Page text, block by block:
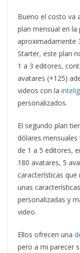
Bueno el costo va
plan mensual en
aproximadamente
Starter, este plan
1 a 3 editores,
avatares (+125)
videos con la
personalizados.
El segundo plan
dólares
de 1 a 5 editores,
180 avatares, 5
características
unas
personalizadas y
video.
Ellos ofrecen una
pero a mi parecer